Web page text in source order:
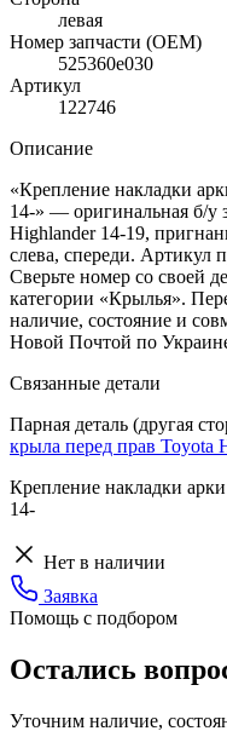
левая
Номер запчасти (OEM)
525360e030
Артикул
122746
Описание
«Крепление накладки
14-» — оригинальная б/у
Highlander 14-19,
слева, спереди. Артикул
Сверьте номер со своей
категории «Крылья».
наличие, состояние и
Новой Почтой по
Связанные детали
Парная деталь (другая
крыла перед прав Toyota
Крепление накладки
14-
Нет в наличии
Заявка
Помощь с подбором
Остались
Уточним наличие,